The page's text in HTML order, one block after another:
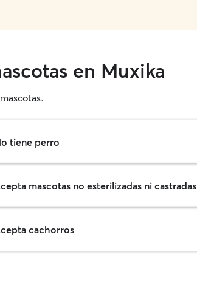
en Muxika
tiene perro
mascotas no esterilizadas ni castradas
cachorros